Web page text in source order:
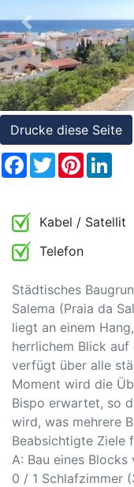
Immobilien
und
Steuerrecht
Previous
Drucke diese Seite
Facebook
TwitterPinterest
Kabel / Satellit
Telefon
Städtisches
Salema (Praia da
liegt an einem
herrlichem Blick auf
verfügt über alle
Moment wird die
Bispo erwartet, so
wird, was mehrere
Beabsichtigte Ziele
A: Bau eines
0 / 1 Schlafzimmer